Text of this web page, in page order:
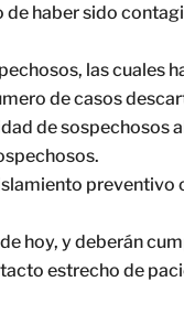
haber sido
las cuales
o de casos
de sospechosos
hoy, y deberán
estrecho de